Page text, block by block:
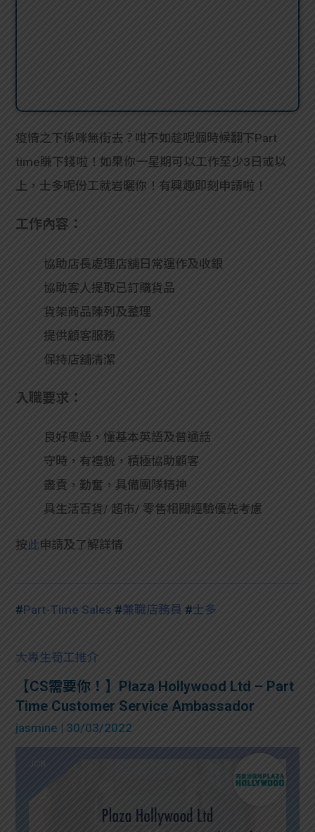
疫情之下係咪無街去？咁不如趁呢個時候翻下Part
time賺下錢啦！如果你一星期可以工作至少3日或以
上，士多呢份工就岩曬你！有興趣即刻申請啦！
工作內容：
協助店長處理店舖日常運作及收銀
協助客人提取已訂購貨品
貨架商品陳列及整理
提供顧客服務
保持店舖清潔
入職要求：
良好粵語，懂基本英語及普通話
守時，有禮貌，積極協助顧客
盡責，勤奮，具備團隊精神
具生活百貨/ 超市/ 零售相關經驗優先考慮
按此申請及了解詳情
#Part-Time Sales #兼職店務員 #士多
大專生筍工推介
【CS需要你！】Plaza Hollywood Ltd – Part
Time Customer Service Ambassador
jasmine | 30/03/2022